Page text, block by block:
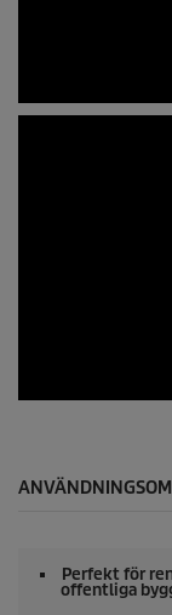
Perfekt för
offentliga